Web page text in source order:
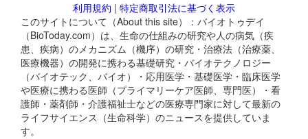
利用規約 | 特定商取引法に基づく表示
このサイトについて（About this site）：バイオトゥデイ
（BioToday.com）は、生命の仕組みの研究や人の病気（疾
患、疾病）のメカニズム（機序）の研究・治療法（治療薬、
医療機器）の開発に携わる基礎研究・バイオテクノロジー
（バイオテック、バイオ）・応用医学・基礎医学・臨床医学
や医療に携わる医師（プライマリーケア医師、専門医）・看
護師・薬剤師・介護福祉士などの医療専門家に対して最新の
ライフサイエンス（生命科学）のニュースを提供していま
す。